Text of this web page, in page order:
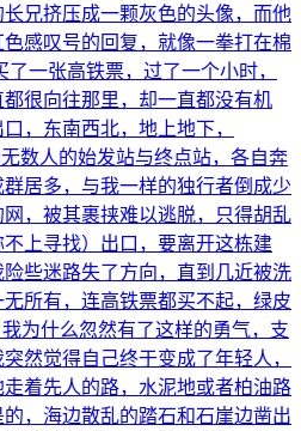
兄挤压成一颗灰色的头像，而他
感叹号的回复，就像一拳打在棉
一张高铁票，过了一个小时，
很向往那里，却一直都没有机
，东南西北，地上地下，
数人的始发站与终点站，各自奔
居多，与我一样的独行者倒成少
，被其裹挟难以逃脱，只得胡乱
上寻找）出口，要离开这栋建
些迷路失了方向，直到几近被洗
所有，连高铁票都买不起，绿皮
为什么忽然有了这样的勇气，支
然觉得自己终于变成了年轻人，
着先人的路，水泥地或者柏油路
，海边散乱的踏石和石崖边凿出